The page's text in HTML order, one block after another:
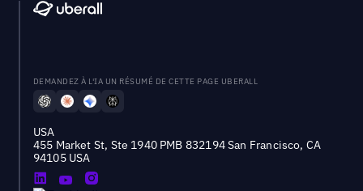
DEMANDEZ À L'IA UN RÉSUMÉ DE CETTE PAGE UBERALL
USA
455 Market St, Ste 1940 PMB 832194 San Francisco, CA
94105 USA